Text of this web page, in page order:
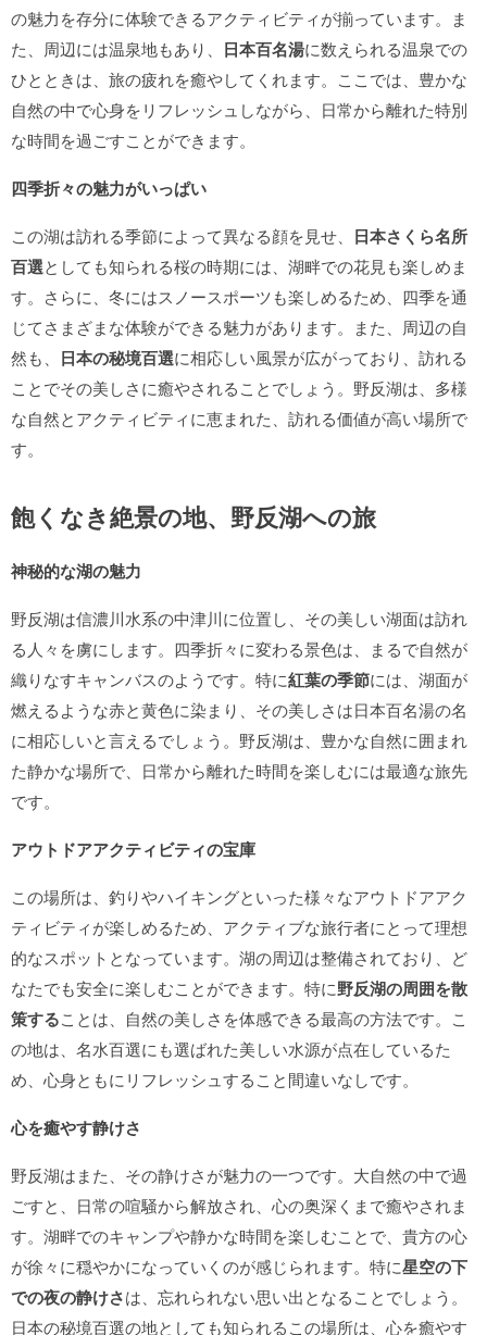
の魅力を存分に体験できるアクティビティが揃っています。ま
た、周辺には温泉地もあり、 日本百名湯に数えられる温泉での
ひとときは、旅の疲れを癒やしてくれます。ここでは、豊かな
自然の中で心身をリフレッシュしながら、日常から離れた特別
な時間を過ごすことができます。
四季折々の魅力がいっぱい
この湖は訪れる季節によって異なる顔を見せ、 日本さくら名所
百選としても知られる桜の時期には、湖畔での花見も楽しめま
す。さらに、冬にはスノースポーツも楽しめるため、四季を通
じてさまざまな体験ができる魅力があります。また、周辺の自
然も、 日本の秘境百選に相応しい風景が広がっており、訪れる
ことでその美しさに癒やされることでしょう。野反湖は、多様
な自然とアクティビティに恵まれた、訪れる価値が高い場所で
す。
飽くなき絶景の地、野反湖への旅
神秘的な湖の魅力
野反湖は信濃川水系の中津川に位置し、その美しい湖面は訪れ
る人々を虜にします。四季折々に変わる景色は、まるで自然が
織りなすキャンバスのようです。特に紅葉の季節には、湖面が
燃えるような赤と黄色に染まり、その美しさは日本百名湯の名
に相応しいと言えるでしょう。野反湖は、豊かな自然に囲まれ
た静かな場所で、日常から離れた時間を楽しむには最適な旅先
です。
アウトドアアクティビティの宝庫
この場所は、釣りやハイキングといった様々なアウトドアアク
ティビティが楽しめるため、アクティブな旅行者にとって理想
的なスポットとなっています。湖の周辺は整備されており、ど
なたでも安全に楽しむことができます。特に野反湖の周囲を散
策することは、自然の美しさを体感できる最高の方法です。こ
の地は、名水百選にも選ばれた美しい水源が点在しているた
め、心身ともにリフレッシュすること間違いなしです。
心を癒やす静けさ
野反湖はまた、その静けさが魅力の一つです。大自然の中で過
ごすと、日常の喧騒から解放され、心の奥深くまで癒やされま
す。湖畔でのキャンプや静かな時間を楽しむことで、貴方の心
が徐々に穏やかになっていくのが感じられます。特に星空の下
での夜の静けさは、忘れられない思い出となることでしょう。
日本の秘境百選の地としても知られるこの場所は、心を癒やす